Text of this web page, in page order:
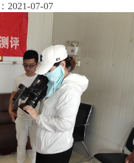
2021-07-07